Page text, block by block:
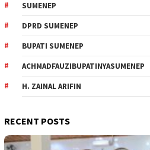
SUMENEP
DPRD SUMENEP
BUPATI SUMENEP
ACHMADFAUZIBUPATINYASUMENEP
H. ZAINAL ARIFIN
RECENT POSTS